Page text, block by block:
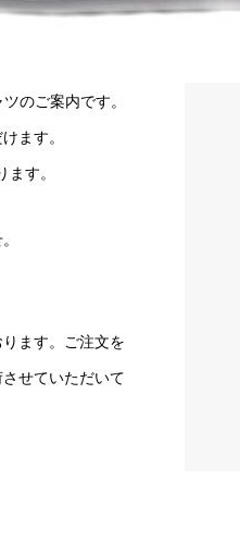
のご案内です。
ます。
す。
ます。ご注文を
せていただいて